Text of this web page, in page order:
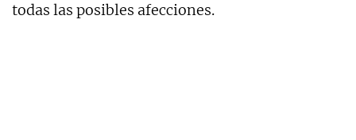
todas las posibles afecciones.